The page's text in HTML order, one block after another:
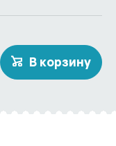
В корзину